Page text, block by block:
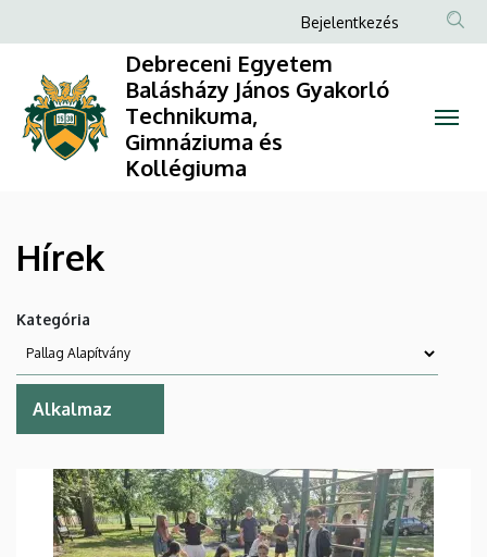
Debreceni
Egyetem
János
Technikuma,
Gimnáziuma
és
Kollégiuma
a
Anonim
Felhasználói
fiók
Bejelentkezés
Debreceni Egyetem
Balásházy János Gyakorló
Technikuma,
Gimnáziuma és
Kollégiuma
Hírek
Kategória